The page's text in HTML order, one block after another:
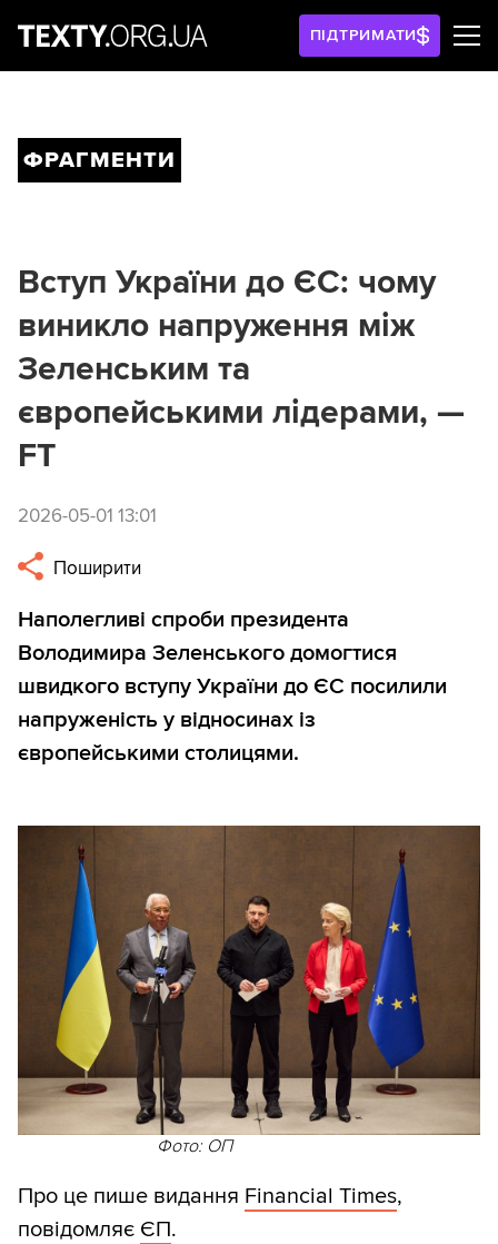
ПІДТРИМАТИ
ФРАГМЕНТИ
Вступ України до ЄС: чому
виникло напруження між
Зеленським та
європейськими лідерами, —
FT
2026-05-01 13:01
Поширити
Наполегливі спроби президента
Володимира Зеленського домогтися
швидкого вступу України до ЄС посилили
напруженість у відносинах із
європейськими столицями.
Фото: ОП
Про це пише видання Financial Times,
повідомляє ЄП.